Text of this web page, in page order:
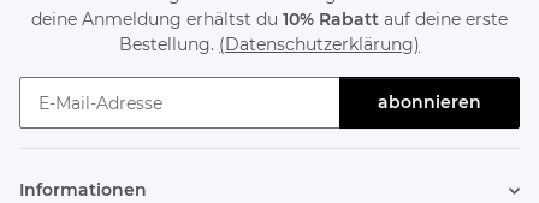
deine Anmeldung erhältst du 10% Rabatt auf deine erste
Bestellung. (Datenschutzerklärung)
abonnieren
Informationen